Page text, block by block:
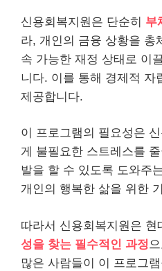
신용회복지원은 단순히 부
라, 개인의 금융 상황을 총
속 가능한 재정 상태로 이
니다. 이를 통해 경제적 자
제공합니다.
이 프로그램의 필요성은
게 불필요한 스트레스를
발을 할 수 있도록 도와주
개인의 행복한 삶을 위한
따라서 신용회복지원은 현
성을 찾는 필수적인 과정
많은 사람들이 이 프로그